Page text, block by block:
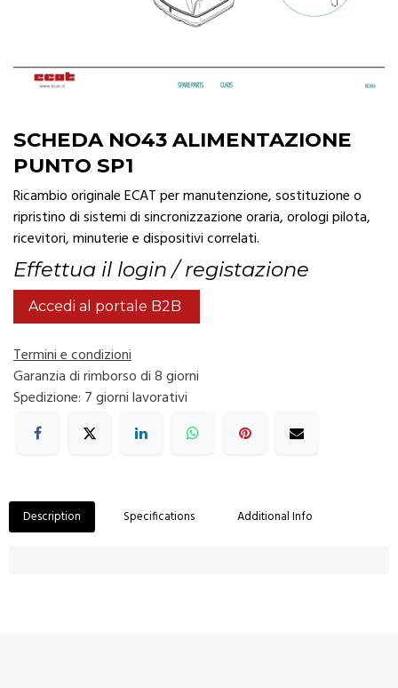
SCHEDA NO43 ALIMENTAZIONE
PUNTO SP1
Ricambio originale ECAT per manutenzione, sostituzione o
ripristino di sistemi di sincronizzazione oraria, orologi pilota,
ricevitori, minuterie e dispositivi correlati.
Effettua il login / registazione
Accedi al portale B2B
Termini e condizioni
Garanzia di rimborso di 8 giorni
Spedizione: 7 giorni lavorativi
Description Specifications Additional Info